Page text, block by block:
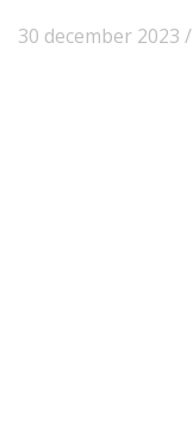
30 december 2023 /